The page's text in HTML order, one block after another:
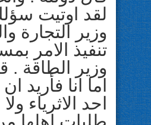
لقد اوتيت
وزير التجارة
تنفيذ الامر
وزير الطاقة .
اما انا فأريد
احد الاثرياء
طلبات اهلها